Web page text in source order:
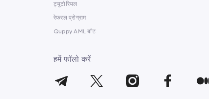
ट्यूटोरियल
रेफरल प्रोग्राम
Quppy AML बॉट
हमें फॉलो करें